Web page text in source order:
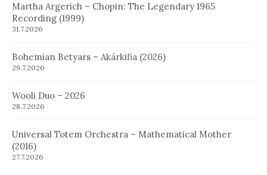
Martha Argerich – Chopin: The Legendary 1965
Recording (1999)
31.7.2026
Bohemian Betyars – Akárkifia (2026)
29.7.2026
Wooli Duo – 2026
28.7.2026
Universal Totem Orchestra – Mathematical Mother
(2016)
27.7.2026